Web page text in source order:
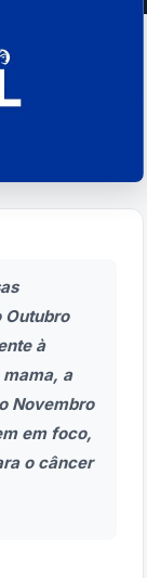
Outubro
à
a
Novembro
em foco,
o câncer